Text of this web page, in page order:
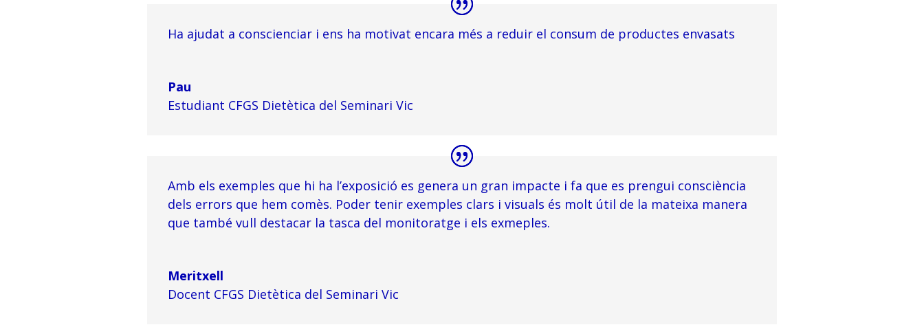
Ha ajudat a conscienciar i ens ha motivat encara més a reduir el consum de productes envasats
Pau
Estudiant CFGS Dietètica del Seminari Vic
Amb els exemples que hi ha l’exposició es genera un gran impacte i fa que es prengui consciència
dels errors que hem comès. Poder tenir exemples clars i visuals és molt útil de la mateixa manera
que també vull destacar la tasca del monitoratge i els exmeples.
Meritxell
Docent CFGS Dietètica del Seminari Vic